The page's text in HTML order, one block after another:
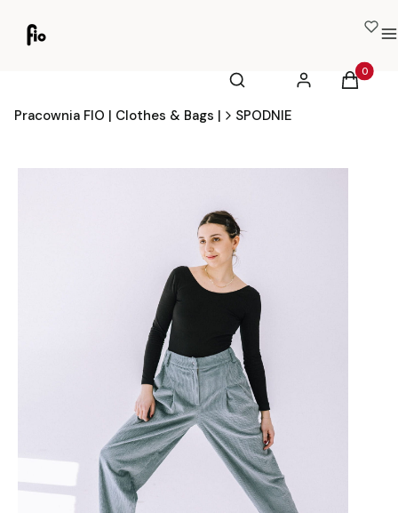
Otwórz wyszukiwarkę
Szukaj Zaloguj sięKoszyk
Pracownia FIO | Clothes & Bags | SPODNIE